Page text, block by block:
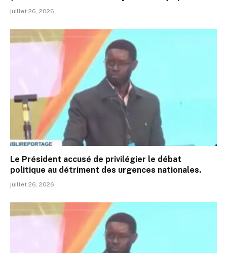
juillet 26, 2026
Le Président accusé de privilégier le débat
politique au détriment des urgences nationales.
juillet 26, 2026